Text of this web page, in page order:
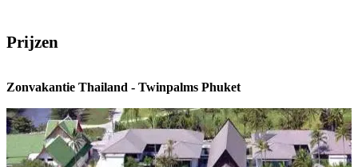
Prijzen
Zonvakantie Thailand - Twinpalms Phuket